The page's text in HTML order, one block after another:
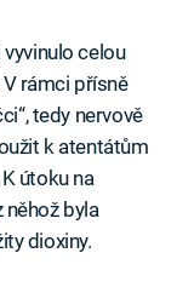
celou
rámci přísně
tedy nervově
k atentátům
útoku na
něhož byla
dioxiny.